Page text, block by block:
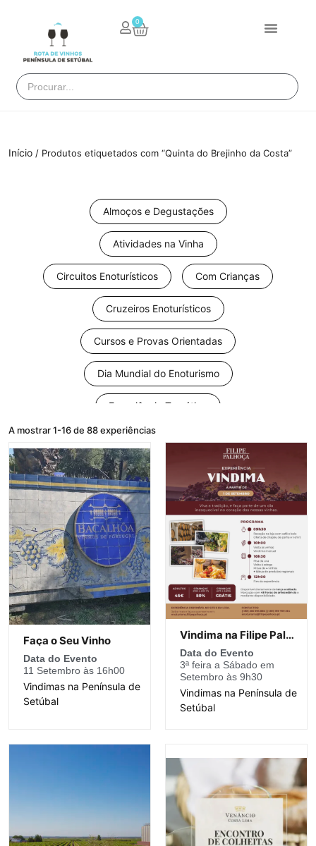
0
Início / Produtos etiquetados com “Quinta do Brejinho da Costa”
Almoços e Degustações
Atividades na Vinha
Circuitos Enoturísticos Com Crianças
Cruzeiros Enoturísticos
Cursos e Provas Orientadas
Dia Mundial do Enoturismo
Experiência Temática
Música e Espetáculos
Ocasiões Especiais
Percursos Pedestres
Piqueniques na Vinha Provas de Vinho
Vindimas na Península de Setúbal
A mostrar1-16de 88experiências
Faça o Seu Vinho
Data do Evento
11 Setembro às 16h00
Vindimas na Península de
Setúbal
Vindima na Filipe Palhoça
Data do Evento
3ª feira a Sábado em
Setembro às 9h30
Vindimas na Península de
Setúbal